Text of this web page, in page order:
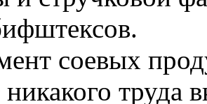
соевых
никакого труда